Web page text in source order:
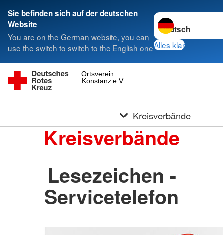
Sie befinden sich auf der deutschen
Website
You are on the German website, you can
use the switch to switch to the English one
Sprache wechseln
Alles klar
Konstanz e.V.
Ortsverein
Kreisverbände
Kreisverbände
Lesezeichen -
Servicetelefon